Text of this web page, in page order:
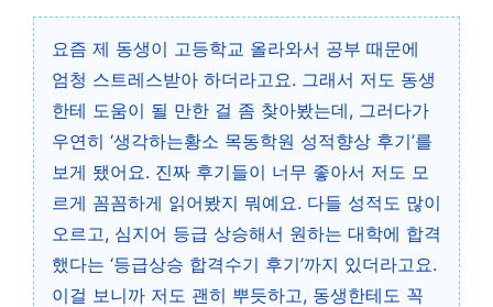
요즘 제 동생이 고등학교 올라와서 공부 때문에
엄청 스트레스받아 하더라고요. 그래서 저도 동생
한테 도움이 될 만한 걸 좀 찾아봤는데, 그러다가
우연히 ‘생각하는황소 목동학원 성적향상 후기’를
보게 됐어요. 진짜 후기들이 너무 좋아서 저도 모
르게 꼼꼼하게 읽어봤지 뭐예요. 다들 성적도 많이
오르고, 심지어 등급 상승해서 원하는 대학에 합격
했다는 ‘등급상승 합격수기 후기’까지 있더라고요.
이걸 보니까 저도 괜히 뿌듯하고, 동생한테도 꼭